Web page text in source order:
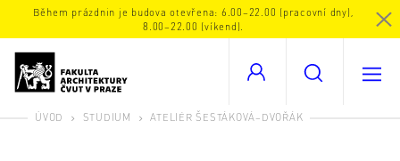
Během prázdnin je budova otevřena: 6.00–22.00 (pracovní dny),
8.00–22.00 (víkend).
ÚVOD STUDIUM ATELIÉR ŠESTÁKOVÁ–DVOŘÁK